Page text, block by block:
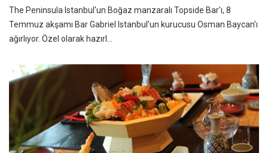
The Peninsula Istanbul'un Boğaz manzaralı Topside Bar'ı, 8
Temmuz akşamı Bar Gabriel Istanbul'un kurucusu Osman Baycan'ı
ağırlıyor. Özel olarak hazırl...